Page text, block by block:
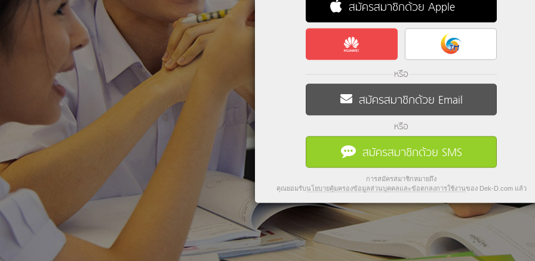
สมัครสมาชิกด้วย Apple
หรือ
สมัครสมาชิกด้วย Email
หรือ
สมัครสมาชิกด้วย SMS
การสมัครสมาชิกหมายถึง
คุณยอมรับนโยบายคุ้มครองข้อมูลส่วนบุคคลและข้อตกลงการใช้งานของ Dek-D.com แล้ว